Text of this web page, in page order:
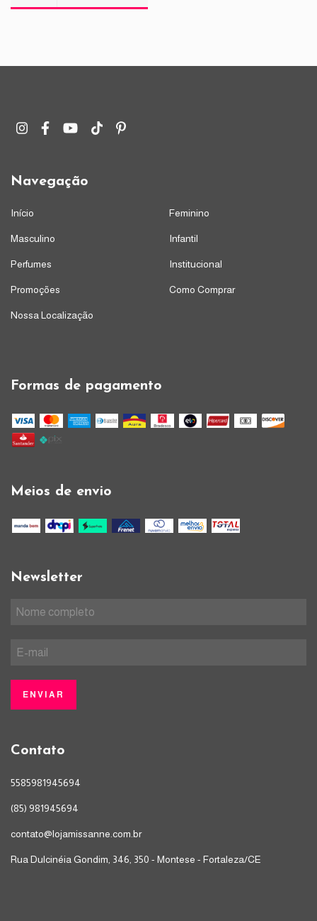
Navegação
Início Feminino
Masculino Infantil
Perfumes Institucional
Promoções Como Comprar
Nossa Localização
Formas de pagamento
Meios de envio
Newsletter
Contato
5585981945694
(85) 981945694
contato@lojamissanne.com.br
Rua Dulcinéia Gondim, 346, 350 - Montese - Fortaleza/CE